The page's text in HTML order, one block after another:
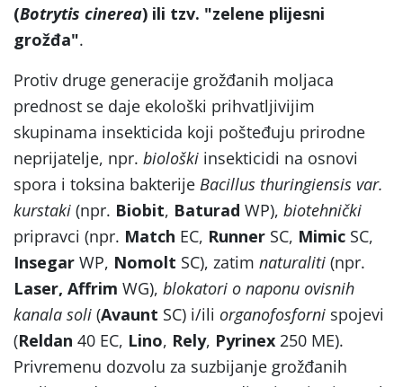
(Botrytis cinerea) ili tzv. "zelene plijesni
grožđa".
Protiv druge generacije grožđanih moljaca
prednost se daje ekološki prihvatljivijim
skupinama insekticida koji pošteđuju prirodne
neprijatelje, npr. biološki insekticidi na osnovi
spora i toksina bakterije Bacillus thuringiensis var.
kurstaki (npr. Biobit, Baturad WP), biotehnički
pripravci (npr. Match EC, Runner SC, Mimic SC,
Insegar WP, Nomolt SC), zatim naturaliti (npr.
Laser, Affrim WG), blokatori o naponu ovisnih
kanala soli (Avaunt SC) i/ili organofosforni spojevi
(Reldan 40 EC, Lino, Rely, Pyrinex 250 ME).
Privremenu dozvolu za suzbijanje grožđanih